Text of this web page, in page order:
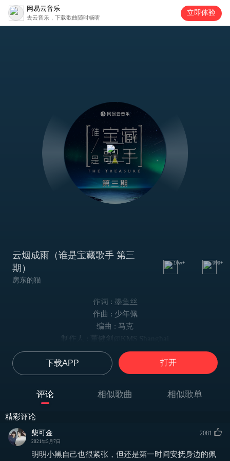
网易云音乐
去云音乐，下载歌曲随时畅听
立即体验
云烟成雨（谁是宝藏歌手 第三
期）
房东的猫
10w+ 999+
作词 : 墨鱼丝
作曲 : 少年佩
编曲 : 马克
制作人 : 董健剑@KMS Shanghai
你的晚安是下意识的恻隐
我留至夜深治疗失眠梦呓
那封手写信留在行李箱底
若一切都已云烟成雨
我多想再见你 哪怕匆匆一眼就别离
下载APP 打开
评论 相似歌曲 相似歌单
精彩评论
柴可金
2021年5月7日
2081
明明小黑自己也很紧张，但还是第一时间安抚身边的佩